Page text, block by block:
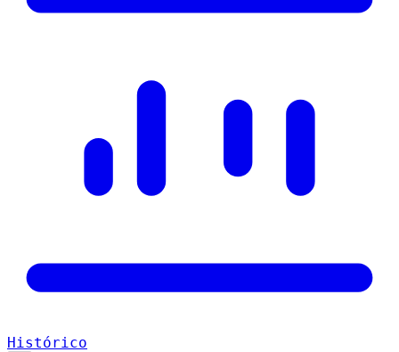
Histórico